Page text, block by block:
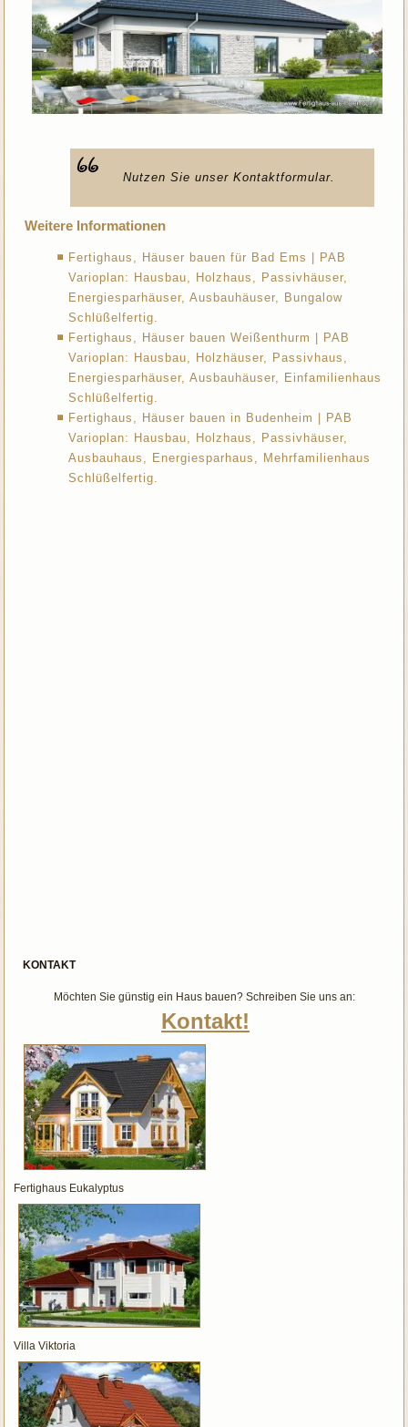
Nutzen Sie unser Kontaktformular.
Weitere Informationen
Fertighaus, Häuser bauen für Bad Ems | PAB
Varioplan: Hausbau, Holzhaus, Passivhäuser,
Energiesparhäuser, Ausbauhäuser, Bungalow
Schlüßelfertig.
Fertighaus, Häuser bauen Weißenthurm | PAB
Varioplan: Hausbau, Holzhäuser, Passivhaus,
Energiesparhäuser, Ausbauhäuser, Einfamilienhaus
Schlüßelfertig.
Fertighaus, Häuser bauen in Budenheim | PAB
Varioplan: Hausbau, Holzhaus, Passivhäuser,
Ausbauhaus, Energiesparhaus, Mehrfamilienhaus
Schlüßelfertig.
KONTAKT
Möchten Sie günstig ein Haus bauen? Schreiben Sie uns an:
Kontakt!
Fertighaus Eukalyptus
Villa Viktoria